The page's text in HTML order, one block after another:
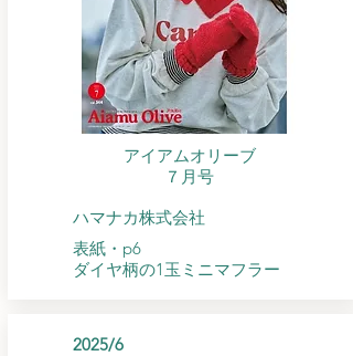
アイアムオリーブ
​７月号
ハマナカ株式会社
表紙・p6
ダイヤ柄の1玉ミニマフラー
2025/6